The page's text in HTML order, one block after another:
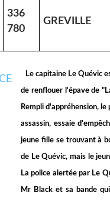
336
780
GREVILLE
Le capitaine Le Quévic
de renflouer l'épave de
Rempli d'appréhension,
assassin, essaie
jeune fille se trouvant à
de Le Quévic, mais le
La police alertée par Le
Mr Black et sa bande